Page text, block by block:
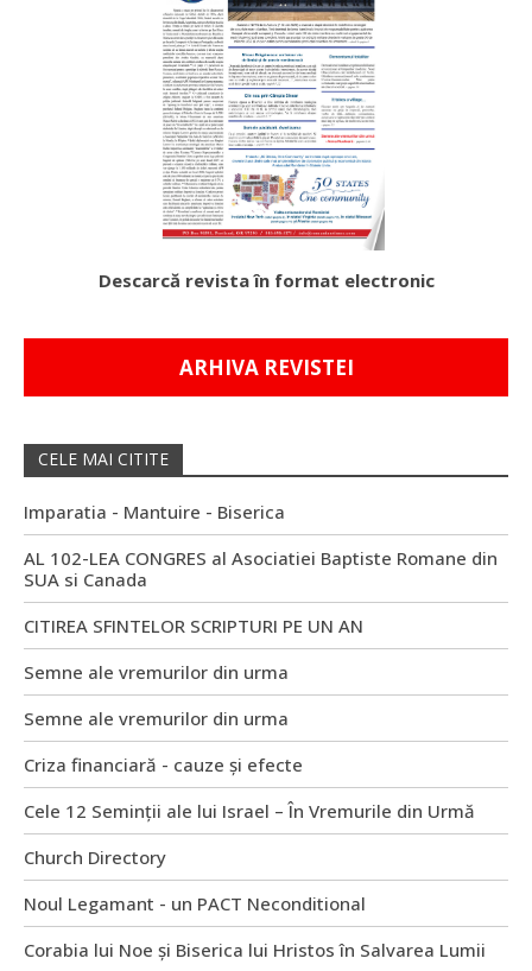
Descarcă revista în format electronic
ARHIVA REVISTEI
CELE MAI CITITE
Imparatia - Mantuire - Biserica
AL 102-LEA CONGRES al Asociatiei Baptiste Romane din
SUA si Canada
CITIREA SFINTELOR SCRIPTURI PE UN AN
Semne ale vremurilor din urma
Semne ale vremurilor din urma
Criza financiară - cauze și efecte
Cele 12 Seminții ale lui Israel – În Vremurile din Urmă
Church Directory
Noul Legamant - un PACT Neconditional
Corabia lui Noe și Biserica lui Hristos în Salvarea Lumii